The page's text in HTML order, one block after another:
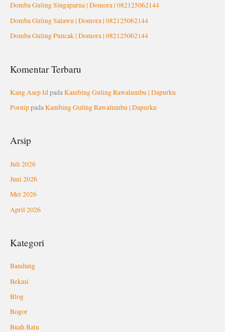
u
k
:
Domba Guling Singaparna | Domora | 082125062144
Domba Guling Salawu | Domora | 082125062144
Domba Guling Puncak | Domora | 082125062144
Komentar Terbaru
Kang Asep IdpadaKambing Guling Rawalumbu | Dapurku
PornippadaKambing Guling Rawalumbu | Dapurku
Arsip
Juli 2026
Juni 2026
Mei 2026
April 2026
Kategori
Bandung
Bekasi
Blog
Bogor
Buah Batu